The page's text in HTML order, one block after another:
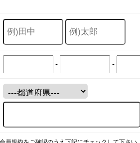
- -